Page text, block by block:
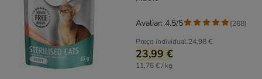
Preço individual 24,98 €
23,99 €
11,76 € / kg
Avaliar: 4.5/5 (268)